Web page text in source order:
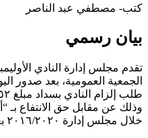
كتب- مصطفي عبد الناصر
بيان رسمي
تقدم مجلس إدارة النادي
الجمعية العمومية، بعد صدور
وذلك عن مقابل حق الانتفاع بـ
خلال مجلس إدارة ٢٠١٦/٢٠٢٠ بغرض التوسعة.